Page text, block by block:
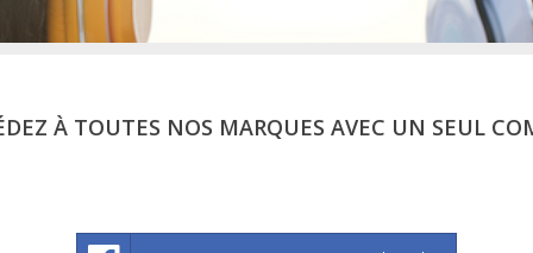
À TOUTES NOS MARQUES AVEC UN SEUL